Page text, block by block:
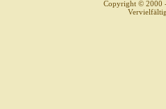
Copyright © 2000